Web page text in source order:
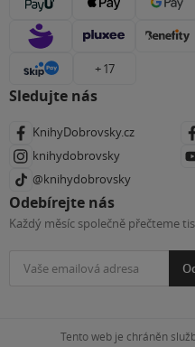
+ 17
Sledujte nás
KnihyDobrovsky.cz
knihydobrovsky
@knihydobrovsky
Odebírejte nás
Každý měsíc společně přečteme
Tento web je chráněn